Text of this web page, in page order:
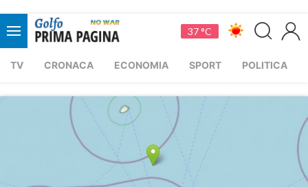
37 °C
TV CRONACA ECONOMIA SPORT POLITICA